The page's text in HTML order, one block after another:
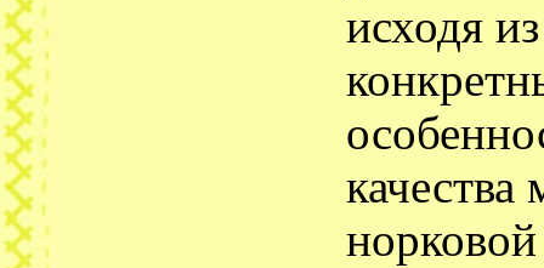
исходя